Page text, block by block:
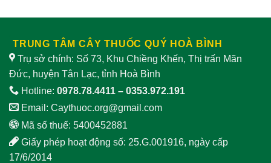
TRUNG TÂM CÂY THUỐC QUÝ HOÀ BÌNH
Trụ sở chính: Số 73, Khu Chiềng Khến, Thị trấn Mãn
Đức, huyện Tân Lạc, tỉnh Hoà Bình
Hotline: 0978.78.4411 – 0353.972.191
Email: Caythuoc.org@gmail.com
Mã số thuế: 5400452881
Giấy phép hoạt động số: 25.G.001916, ngày cấp
17/6/2014